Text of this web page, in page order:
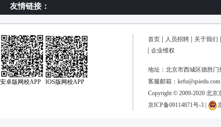
友情链接：
安卓版网校APP IOS版网校APP
首页 人员招聘
关于我们
企业维权
地址：北京市西城区德胜
客服邮箱：kefu@qsiedu.com
Copyright © 2009-2020 北
京ICP备09114871号-3|